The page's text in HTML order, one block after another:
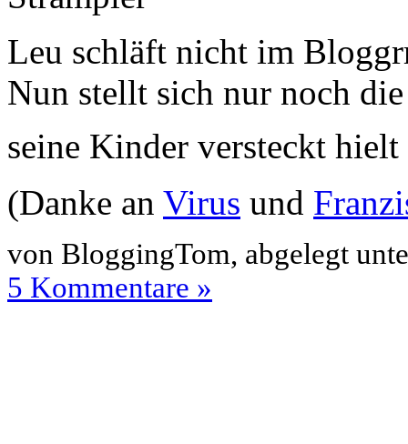
Leu schläft nicht im
Nun stellt sich nur noch
seine Kinder versteckt hielt
(Danke an Virus und
von BloggingTom, abgelegt
5 Kommentare »